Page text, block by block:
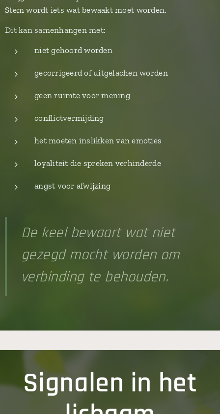
Stem wordt iets wat bewaakt moet worden.
Dit kan samenhangen met:
niet gehoord worden
gecorrigeerd of uitgelachen worden
geen ruimte voor mening
conflictvermijding
het moeten inslikken van emoties
loyaliteit die spreken verhinderde
angst voor afwijzing
De keel bewaart wat niet
gezegd mocht worden om
verbinding te behouden.
Signalen in het